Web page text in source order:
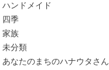
ハンドメイド
四季
家族
未分類
あなたのまちのハナウタさん